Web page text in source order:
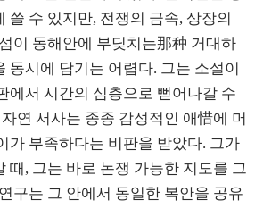
쓸 수 있지만, 전쟁의 금속, 상장의
이 동해안에 부딪치는那种 거대하
동시에 담기는 어렵다. 그는 소설이
에서 시간의 심층으로 뻗어나갈 수
연 서사는 종종 감성적인 애惜에 머
가 부족하다는 비판을 받았다. 그가
때, 그는 바로 논쟁 가능한 지도를 그
구는 그 안에서 동일한 복안을 공유